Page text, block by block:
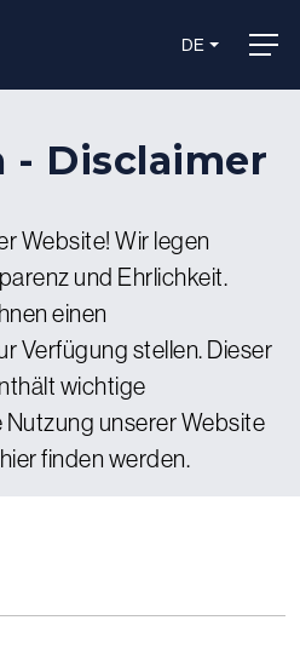
DE
- Disclaimer
Website! Wir legen
und Ehrlichkeit.
einen
Verfügung stellen. Dieser
wichtige
unserer Website
finden werden.